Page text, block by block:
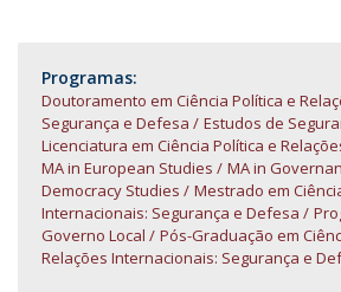
Programas:
Doutoramento em Ciência Política e
Segurança e Defesa
Estudos de
Licenciatura em Ciência Política e
MA in European Studies
MA in
Democracy Studies
Mestrado em
Internacionais: Segurança e Defesa
Governo Local
Pós-Graduação em
Relações Internacionais: Segurança e